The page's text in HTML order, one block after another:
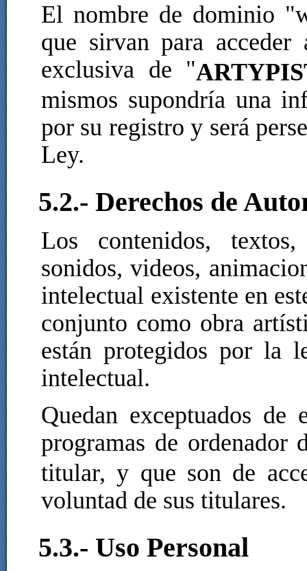
El nombre de dominio
que sirvan para
exclusiva de "
mismos supondría una
por su registro y será
Ley.
5.2.- Derechos de
Los contenidos,
sonidos, videos,
intelectual existente en
conjunto como obra
están protegidos por la
intelectual.
Quedan exceptuados de
programas de ordenador
titular, y que son de
voluntad de sus titulares.
5.3.- Uso Personal